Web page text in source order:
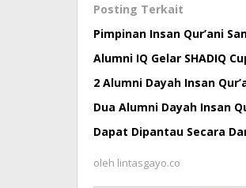
Posting Terkait
Pimpinan Insan Qur’ani
Alumni IQ Gelar SHADIQ
2 Alumni Dayah Insan
Dua Alumni Dayah Insan
Dapat Dipantau Secara
oleh lintasgayo.co